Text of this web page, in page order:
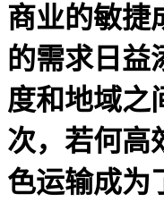
商业的敏捷
的需求日益
度和地域之
次，若何高
色运输成为